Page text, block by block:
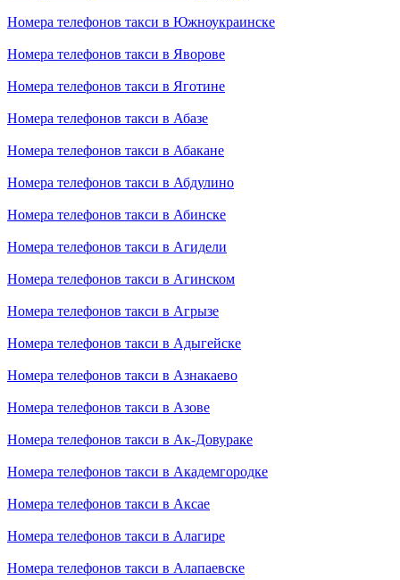
Номера телефонов такси в Южноукраинске
Номера телефонов такси в Яворове
Номера телефонов такси в Яготине
Номера телефонов такси в Абазе
Номера телефонов такси в Абакане
Номера телефонов такси в Абдулино
Номера телефонов такси в Абинске
Номера телефонов такси в Агидели
Номера телефонов такси в Агинском
Номера телефонов такси в Агрызе
Номера телефонов такси в Адыгейске
Номера телефонов такси в Азнакаево
Номера телефонов такси в Азове
Номера телефонов такси в Ак-Довураке
Номера телефонов такси в Академгородке
Номера телефонов такси в Аксае
Номера телефонов такси в Алагире
Номера телефонов такси в Алапаевске